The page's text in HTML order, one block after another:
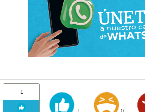
1
1 0